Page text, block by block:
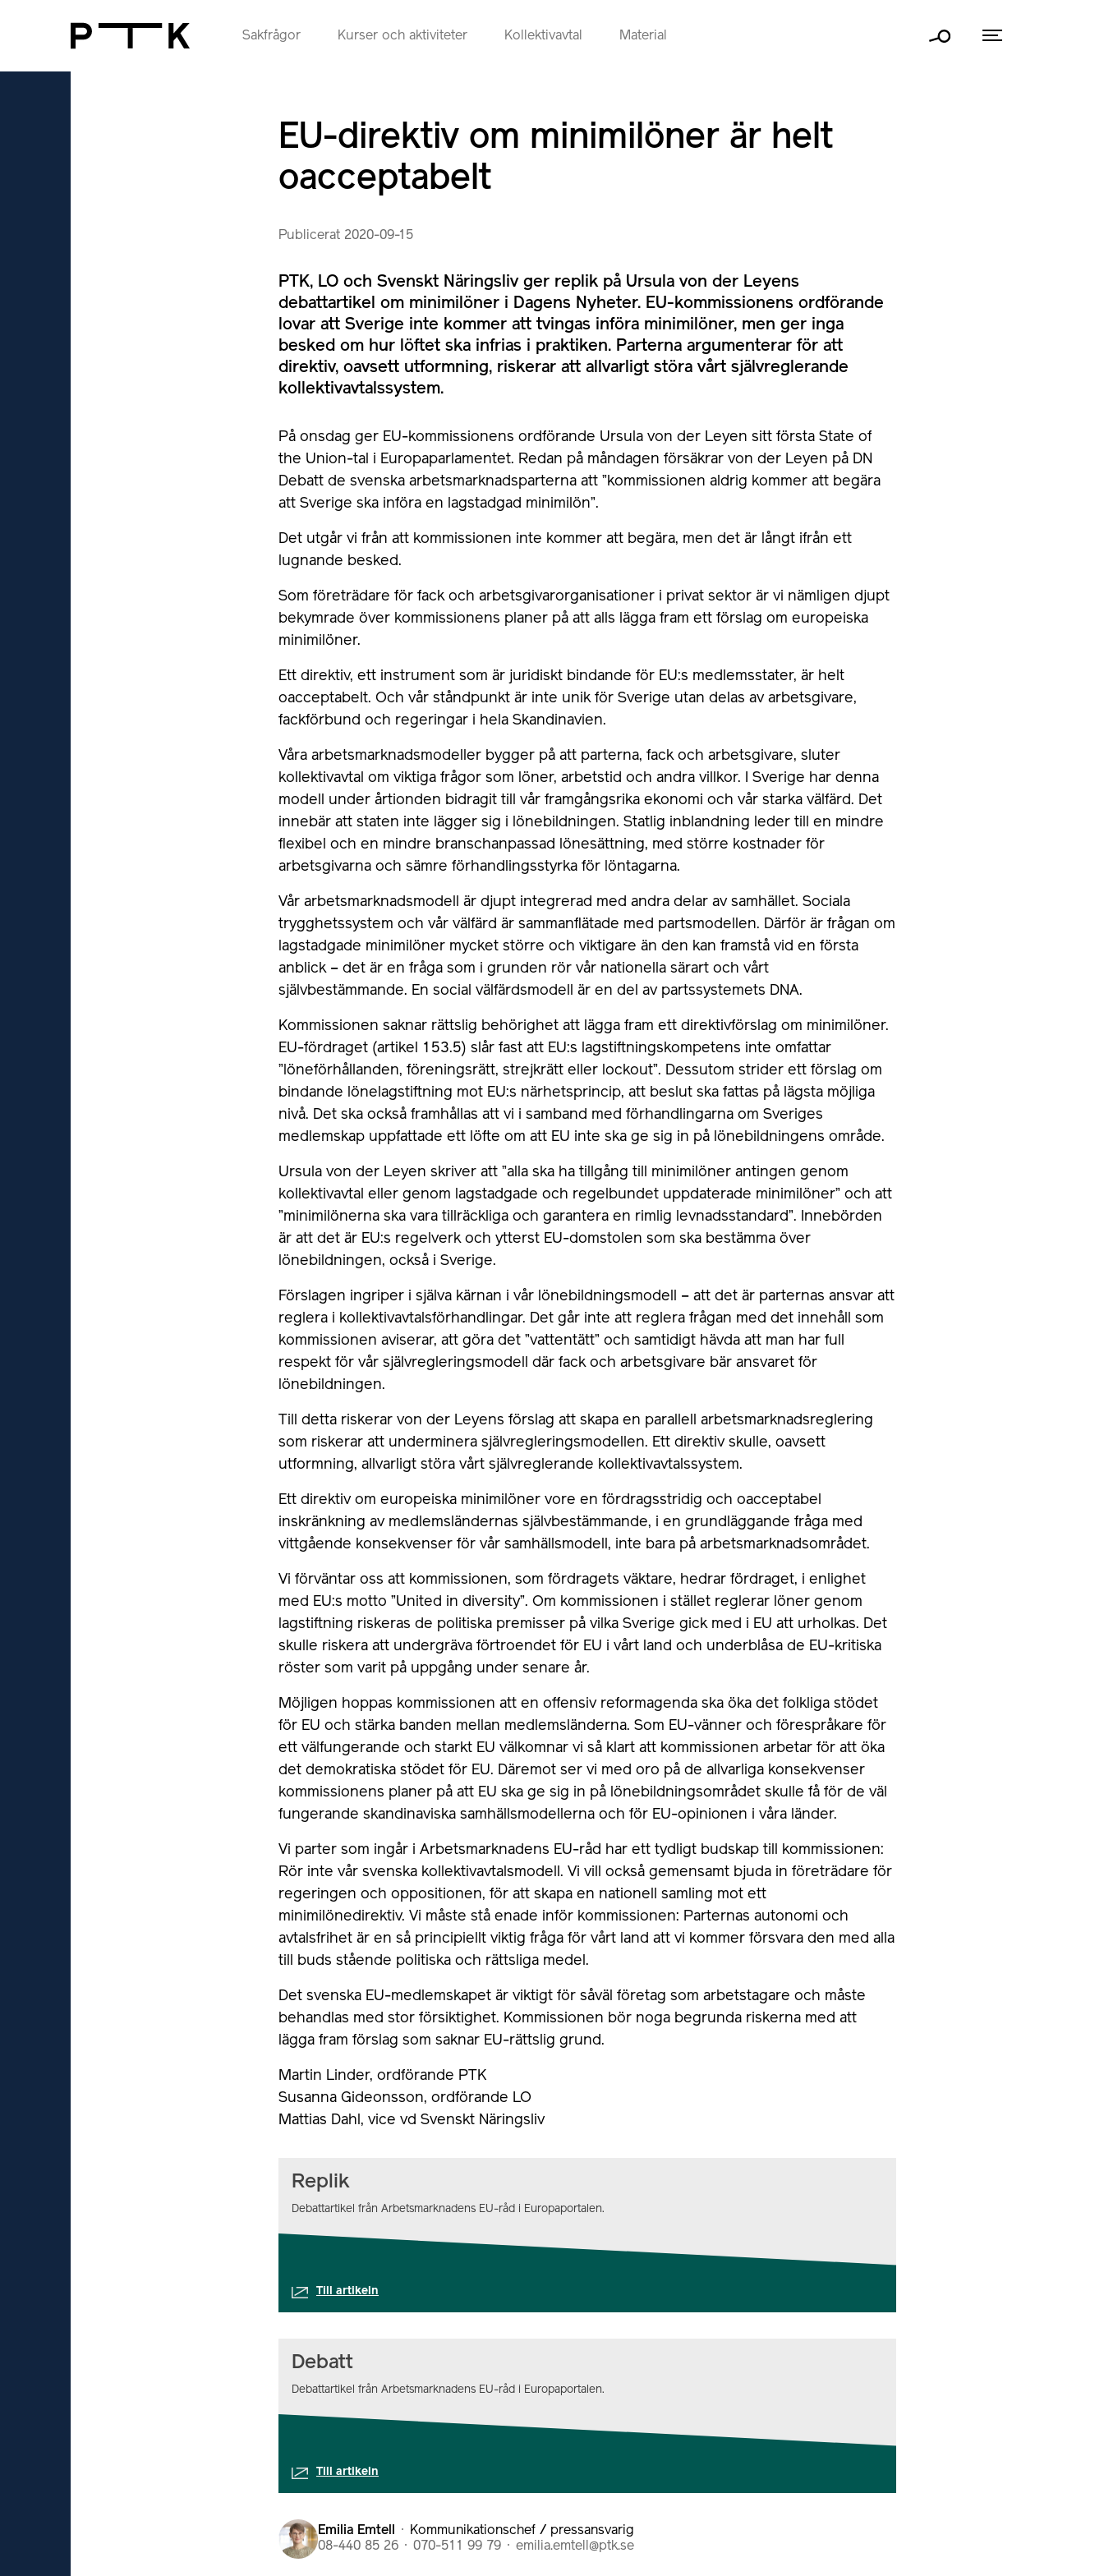
Sakfrågor Kurser och aktiviteter Kollektivavtal Material
EU-direktiv om minimilöner är helt
oacceptabelt
Publicerat 2020-09-15
PTK, LO och Svenskt Näringsliv ger replik på Ursula von der Leyens
debattartikel om minimilöner i Dagens Nyheter. EU-kommissionens ordförande
lovar att Sverige inte kommer att tvingas införa minimilöner, men ger inga
besked om hur löftet ska infrias i praktiken. Parterna argumenterar för att
direktiv, oavsett utformning, riskerar att allvarligt störa vårt självreglerande
kollektivavtalssystem.
På onsdag ger EU-kommissionens ordförande Ursula von der Leyen sitt första State of
the Union-tal i Europaparlamentet. Redan på måndagen försäkrar von der Leyen på DN
Debatt de svenska arbetsmarknadsparterna att ”kommissionen aldrig kommer att begära
att Sverige ska införa en lagstadgad minimilön”.
Det utgår vi från att kommissionen inte kommer att begära, men det är långt ifrån ett
lugnande besked.
Som företrädare för fack och arbetsgivarorganisationer i privat sektor är vi nämligen djupt
bekymrade över kommissionens planer på att alls lägga fram ett förslag om europeiska
minimilöner.
Ett direktiv, ett instrument som är juridiskt bindande för EU:s medlemsstater, är helt
oacceptabelt. Och vår ståndpunkt är inte unik för Sverige utan delas av arbetsgivare,
fackförbund och regeringar i hela Skandinavien.
Våra arbetsmarknadsmodeller bygger på att parterna, fack och arbetsgivare, sluter
kollektivavtal om viktiga frågor som löner, arbetstid och andra villkor. I Sverige har denna
modell under årtionden bidragit till vår framgångsrika ekonomi och vår starka välfärd. Det
innebär att staten inte lägger sig i lönebildningen. Statlig inblandning leder till en mindre
flexibel och en mindre branschanpassad lönesättning, med större kostnader för
arbetsgivarna och sämre förhandlingsstyrka för löntagarna.
Vår arbetsmarknadsmodell är djupt integrerad med andra delar av samhället. Sociala
trygghetssystem och vår välfärd är sammanflätade med partsmodellen. Därför är frågan om
lagstadgade minimilöner mycket större och viktigare än den kan framstå vid en första
anblick – det är en fråga som i grunden rör vår nationella särart och vårt
självbestämmande. En social välfärdsmodell är en del av partssystemets DNA.
Kommissionen saknar rättslig behörighet att lägga fram ett direktivförslag om minimilöner.
EU-fördraget (artikel 153.5) slår fast att EU:s lagstiftningskompetens inte omfattar
”löneförhållanden, föreningsrätt, strejkrätt eller lockout”. Dessutom strider ett förslag om
bindande lönelagstiftning mot EU:s närhetsprincip, att beslut ska fattas på lägsta möjliga
nivå. Det ska också framhållas att vi i samband med förhandlingarna om Sveriges
medlemskap uppfattade ett löfte om att EU inte ska ge sig in på lönebildningens område.
Ursula von der Leyen skriver att ”alla ska ha tillgång till minimilöner antingen genom
kollektivavtal eller genom lagstadgade och regelbundet uppdaterade minimilöner” och att
”minimilönerna ska vara tillräckliga och garantera en rimlig levnadsstandard”. Innebörden
är att det är EU:s regelverk och ytterst EU-domstolen som ska bestämma över
lönebildningen, också i Sverige.
Förslagen ingriper i själva kärnan i vår lönebildningsmodell – att det är parternas ansvar att
reglera i kollektivavtalsförhandlingar. Det går inte att reglera frågan med det innehåll som
kommissionen aviserar, att göra det ”vattentätt” och samtidigt hävda att man har full
respekt för vår självregleringsmodell där fack och arbetsgivare bär ansvaret för
lönebildningen.
Till detta riskerar von der Leyens förslag att skapa en parallell arbetsmarknadsreglering
som riskerar att underminera självregleringsmodellen. Ett direktiv skulle, oavsett
utformning, allvarligt störa vårt självreglerande kollektivavtalssystem.
Ett direktiv om europeiska minimilöner vore en fördragsstridig och oacceptabel
inskränkning av medlemsländernas självbestämmande, i en grundläggande fråga med
vittgående konsekvenser för vår samhällsmodell, inte bara på arbetsmarknadsområdet.
Vi förväntar oss att kommissionen, som fördragets väktare, hedrar fördraget, i enlighet
med EU:s motto ”United in diversity”. Om kommissionen i stället reglerar löner genom
lagstiftning riskeras de politiska premisser på vilka Sverige gick med i EU att urholkas. Det
skulle riskera att undergräva förtroendet för EU i vårt land och underblåsa de EU-kritiska
röster som varit på uppgång under senare år.
Möjligen hoppas kommissionen att en offensiv reformagenda ska öka det folkliga stödet
för EU och stärka banden mellan medlemsländerna. Som EU-vänner och förespråkare för
ett välfungerande och starkt EU välkomnar vi så klart att kommissionen arbetar för att öka
det demokratiska stödet för EU. Däremot ser vi med oro på de allvarliga konsekvenser
kommissionens planer på att EU ska ge sig in på lönebildningsområdet skulle få för de väl
fungerande skandinaviska samhällsmodellerna och för EU-opinionen i våra länder.
Vi parter som ingår i Arbetsmarknadens EU-råd har ett tydligt budskap till kommissionen:
Rör inte vår svenska kollektivavtalsmodell. Vi vill också gemensamt bjuda in företrädare för
regeringen och oppositionen, för att skapa en nationell samling mot ett
minimilönedirektiv. Vi måste stå enade inför kommissionen: Parternas autonomi och
avtalsfrihet är en så principiellt viktig fråga för vårt land att vi kommer försvara den med alla
till buds stående politiska och rättsliga medel.
Det svenska EU-medlemskapet är viktigt för såväl företag som arbetstagare och måste
behandlas med stor försiktighet. Kommissionen bör noga begrunda riskerna med att
lägga fram förslag som saknar EU-rättslig grund.
Martin Linder, ordförande PTK
Susanna Gideonsson, ordförande LO
Mattias Dahl, vice vd Svenskt Näringsliv
Replik
Debattartikel från Arbetsmarknadens EU-råd i Europaportalen.
Till artikeln
Debatt
Debattartikel från Arbetsmarknadens EU-råd i Europaportalen.
Till artikeln
Emilia Emtell
Kommunikationschef / pressansvarig
08-440 85 26
070-511 99 79 emilia.emtell@ptk.se